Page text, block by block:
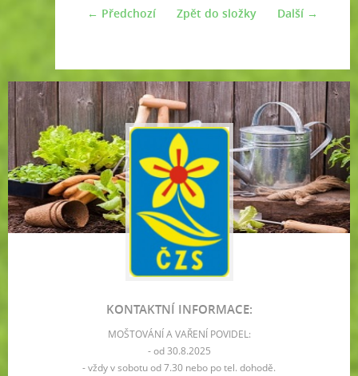
← Předchozí Další →
Zpět do složky
KONTAKTNÍ INFORMACE:
MOŠTOVÁNÍ A VAŘENÍ POVIDEL:
- od 30.8.2025
- vždy v sobotu od 7.30 nebo po tel. dohodě.